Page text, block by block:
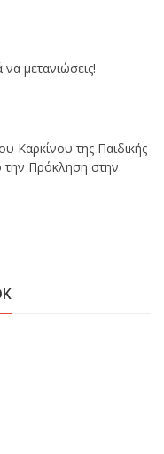
μετανιώσεις!
Καρκίνου της Παιδικής
την Πρόκληση στην